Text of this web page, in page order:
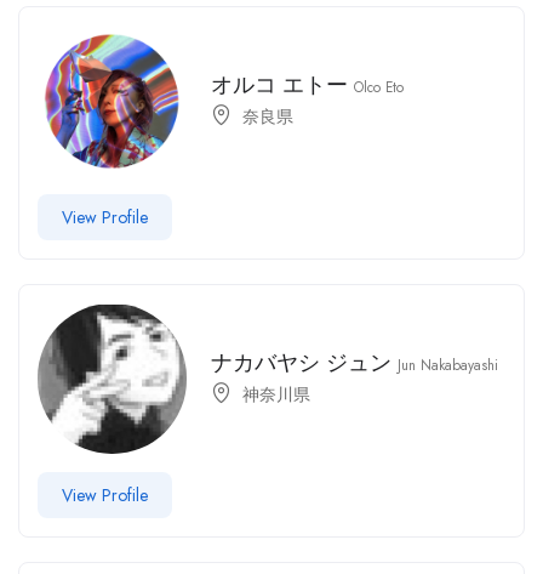
オルコ エトーOlco Eto
奈良県
View Profile
ナカバヤシ ジュン Jun Nakabayashi
神奈川県
View Profile